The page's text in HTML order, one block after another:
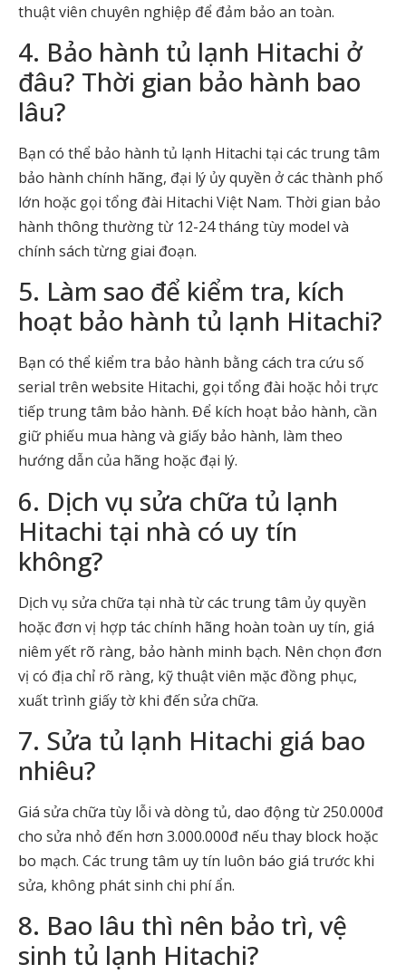
thuật viên chuyên nghiệp để đảm bảo an toàn.
4. Bảo hành tủ lạnh Hitachi ở
đâu? Thời gian bảo hành bao
lâu?
Bạn có thể bảo hành tủ lạnh Hitachi tại các trung tâm
bảo hành chính hãng, đại lý ủy quyền ở các thành phố
lớn hoặc gọi tổng đài Hitachi Việt Nam. Thời gian bảo
hành thông thường từ 12-24 tháng tùy model và
chính sách từng giai đoạn.
5. Làm sao để kiểm tra, kích
hoạt bảo hành tủ lạnh Hitachi?
Bạn có thể kiểm tra bảo hành bằng cách tra cứu số
serial trên website Hitachi, gọi tổng đài hoặc hỏi trực
tiếp trung tâm bảo hành. Để kích hoạt bảo hành, cần
giữ phiếu mua hàng và giấy bảo hành, làm theo
hướng dẫn của hãng hoặc đại lý.
6. Dịch vụ sửa chữa tủ lạnh
Hitachi tại nhà có uy tín
không?
Dịch vụ sửa chữa tại nhà từ các trung tâm ủy quyền
hoặc đơn vị hợp tác chính hãng hoàn toàn uy tín, giá
niêm yết rõ ràng, bảo hành minh bạch. Nên chọn đơn
vị có địa chỉ rõ ràng, kỹ thuật viên mặc đồng phục,
xuất trình giấy tờ khi đến sửa chữa.
7. Sửa tủ lạnh Hitachi giá bao
nhiêu?
Giá sửa chữa tùy lỗi và dòng tủ, dao động từ 250.000đ
cho sửa nhỏ đến hơn 3.000.000đ nếu thay block hoặc
bo mạch. Các trung tâm uy tín luôn báo giá trước khi
sửa, không phát sinh chi phí ẩn.
8. Bao lâu thì nên bảo trì, vệ
sinh tủ lạnh Hitachi?